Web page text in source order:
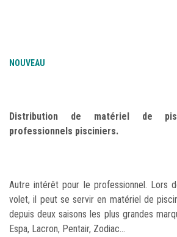
NOUVEAU
Distribution de matériel de
professionnels pisciniers.
Autre intérêt pour le professionnel. Lors
volet, il peut se servir en matériel de
depuis deux saisons les plus grandes
Espa, Lacron, Pentair, Zodiac…